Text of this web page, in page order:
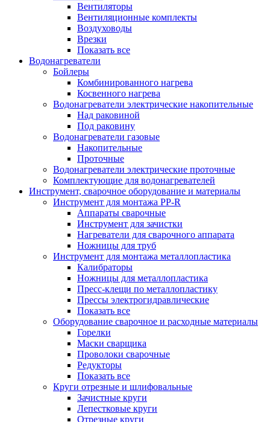
Вентиляторы
Вентиляционные комплекты
Воздуховоды
Врезки
Показать все
Водонагреватели
Бойлеры
Комбинированного нагрева
Косвенного нагрева
Водонагреватели электрические накопительные
Над раковиной
Под раковину
Водонагреватели газовые
Накопительные
Проточные
Водонагреватели электрические проточные
Комплектующие для водонагревателей
Инструмент, сварочное оборудование и материалы
Инструмент для монтажа PP-R
Аппараты сварочные
Инструмент для зачистки
Нагреватели для сварочного аппарата
Ножницы для труб
Инструмент для монтажа металлопластика
Калибраторы
Ножницы для металлопластика
Пресс-клещи по металлопластику
Прессы электрогидравлические
Показать все
Оборудование сварочное и расходные материалы
Горелки
Маски сварщика
Проволоки сварочные
Редукторы
Показать все
Круги отрезные и шлифовальные
Зачистные круги
Лепестковые круги
Отрезные круги